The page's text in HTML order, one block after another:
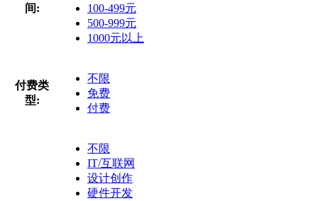
间:
100-499元
500-999元
1000元以上
付费类
型:
不限
免费
付费
不限
IT/互联网
设计创作
硬件开发